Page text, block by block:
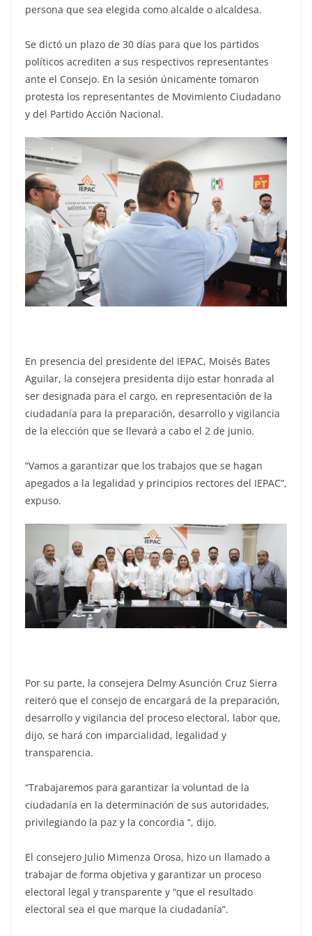
persona que sea elegida como alcalde o alcaldesa.
Se dictó un plazo de 30 días para que los partidos
políticos acrediten a sus respectivos representantes
ante el Consejo. En la sesión únicamente tomaron
protesta los representantes de Movimiento Ciudadano
y del Partido Acción Nacional.
En presencia del presidente del IEPAC, Moisés Bates
Aguilar, la consejera presidenta dijo estar honrada al
ser designada para el cargo, en representación de la
ciudadanía para la preparación, desarrollo y vigilancia
de la elección que se llevará a cabo el 2 de junio.
“Vamos a garantizar que los trabajos que se hagan
apegados a la legalidad y principios rectores del IEPAC”,
expuso.
Por su parte, la consejera Delmy Asunción Cruz Sierra
reiteró que el consejo de encargará de la preparación,
desarrollo y vigilancia del proceso electoral, labor que,
dijo, se hará con imparcialidad, legalidad y
transparencia.
“Trabajaremos para garantizar la voluntad de la
ciudadanía en la determinación de sus autoridades,
privilegiando la paz y la concordia “, dijo.
El consejero Julio Mimenza Orosa, hizo un llamado a
trabajar de forma objetiva y garantizar un proceso
electoral legal y transparente y “que el resultado
electoral sea el que marque la ciudadanía”.